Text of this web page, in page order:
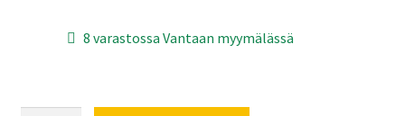
8 varastossa Vantaan myymälässä